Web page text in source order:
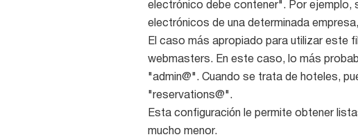
electrónico debe contener". Por
electrónicos de una determinada
El caso más apropiado para utilizar este
webmasters. En este caso, lo más
"admin@". Cuando se trata de hoteles,
"reservations@".
Esta configuración le permite obtener
mucho menor.